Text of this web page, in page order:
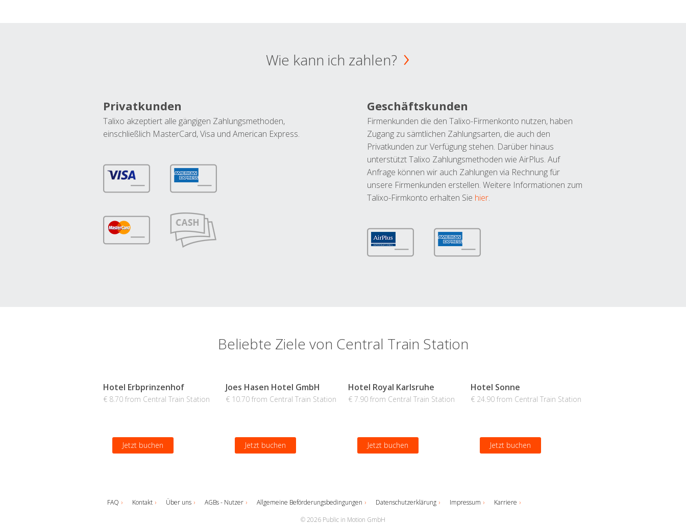
Wie kann ich zahlen?
Privatkunden
Talixo akzeptiert alle gängigen Zahlungsmethoden,
einschließlich MasterCard, Visa und American Express.
Geschäftskunden
Firmenkunden die den Talixo-Firmenkonto nutzen, haben
Zugang zu sämtlichen Zahlungsarten, die auch den
Privatkunden zur Verfügung stehen. Darüber hinaus
unterstützt Talixo Zahlungsmethoden wie AirPlus. Auf
Anfrage können wir auch Zahlungen via Rechnung für
unsere Firmenkunden erstellen. Weitere Informationen zum
Talixo-Firmkonto erhalten Sie hier.
Beliebte Ziele von Central Train Station
Hotel Erbprinzenhof
€ 8.70 from Central Train Station
Jetzt buchen
Joes Hasen Hotel GmbH
€ 10.70 from Central Train Station
Jetzt buchen
Hotel Royal Karlsruhe
€ 7.90 from Central Train Station
Jetzt buchen
Hotel Sonne
€ 24.90 from Central Train Station
Jetzt buchen
FAQ Kontakt Über uns AGBs - Nutzer Allgemeine Beförderungsbedingungen Datenschutzerklärung Impressum
Karriere
© 2026 Public in Motion GmbH